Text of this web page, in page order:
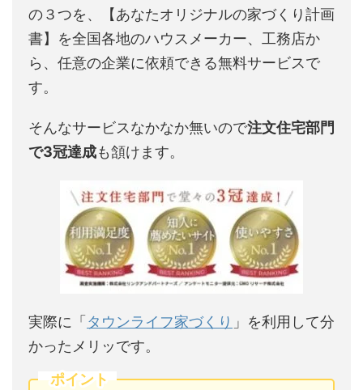
の３つを、【あなたオリジナルの家づくり計画
書】を全国各地のハウスメーカー、工務店か
ら、任意の企業に依頼できる無料サービスで
す。
そんなサービスなかなか無いので注文住宅部門
で3冠達成も頷けます。
実際に「 タウンライフ家づくり 」を利用して分
かったメリッです。
ポイント